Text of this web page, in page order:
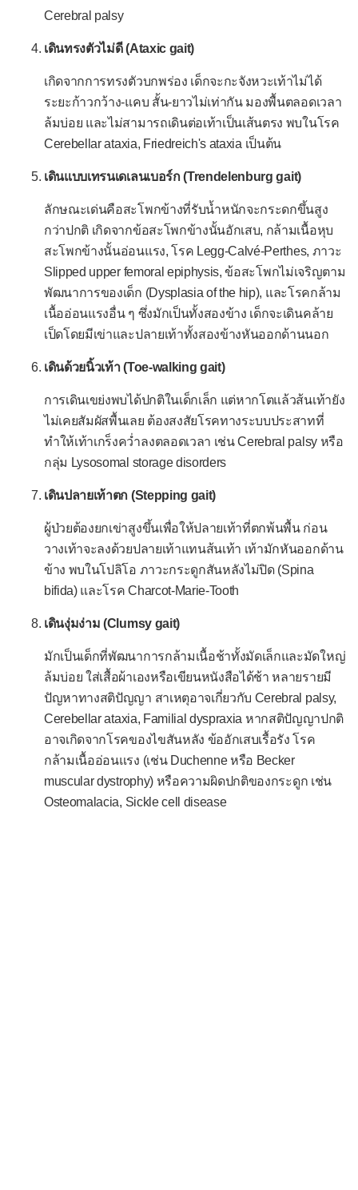
อวัยวะเพศกำกวม
ไอมากในทารก
-- เฉพาะบุรุษ --
เจ็บองคชาต
ถดถอยทางเพศ
นกเขาไม่ขัน
หลั่งช้า/ไม่หลั่ง
หลั่งเร็ว
หลั่งแห้ง
-- เฉพาะสตรี --
ตกขาวผิดปกติ
บกพร่องทางเพศ
ปัญหารอบเดือน
รอบเดือนแรกไม่มา
รอบเดือนขาดหายไป
รอบเดือนไม่สม่ำเสมอ
กลุ่มอาการวัยทอง
เลือดออกหลังวัยหมดระดู
ภาวะแทรกซ้อนของการตั้งครรภ์
ตกเลือดระหว่างตั้งครรภ์
ตกเลือดหลังคลอด
น้ำเดินก่อนกำหนดคลอด
Cerebral palsy
เดินทรงตัวไม่ดี (Ataxic gait)
เกิดจากการทรงตัวบกพร่อง เด็กจะกะจังหวะเท้าไม่ได้
ระยะก้าวกว้าง-แคบ สั้น-ยาวไม่เท่ากัน มองพื้นตลอดเวลา
ล้มบ่อย และไม่สามารถเดินต่อเท้าเป็นเส้นตรง พบในโรค
Cerebellar ataxia, Friedreich's ataxia เป็นต้น
เดินแบบเทรนเดเลนเบอร์ก (Trendelenburg gait)
ลักษณะเด่นคือสะโพกข้างที่รับน้ำหนักจะกระดกขึ้นสูง
กว่าปกติ เกิดจากข้อสะโพกข้างนั้นอักเสบ, กล้ามเนื้อหุบ
สะโพกข้างนั้นอ่อนแรง, โรค Legg-Calvé-Perthes, ภาวะ
Slipped upper femoral epiphysis, ข้อสะโพกไม่เจริญตาม
พัฒนาการของเด็ก (Dysplasia of the hip), และโรคกล้าม
เนื้ออ่อนแรงอื่น ๆ ซึ่งมักเป็นทั้งสองข้าง เด็กจะเดินคล้าย
เป็ดโดยมีเข่าและปลายเท้าทั้งสองข้างหันออกด้านนอก
เดินด้วยนิ้วเท้า (Toe-walking gait)
การเดินเขย่งพบได้ปกติในเด็กเล็ก แต่หากโตแล้วส้นเท้ายัง
ไม่เคยสัมผัสพื้นเลย ต้องสงสัยโรคทางระบบประสาทที่
ทำให้เท้าเกร็งคว่ำลงตลอดเวลา เช่น Cerebral palsy หรือ
กลุ่ม Lysosomal storage disorders
เดินปลายเท้าตก (Stepping gait)
ผู้ป่วยต้องยกเข่าสูงขึ้นเพื่อให้ปลายเท้าที่ตกพ้นพื้น ก่อน
วางเท้าจะลงด้วยปลายเท้าแทนส้นเท้า เท้ามักหันออกด้าน
ข้าง พบในโปลิโอ ภาวะกระดูกสันหลังไม่ปิด (Spina
bifida) และโรค Charcot-Marie-Tooth
เดินงุ่มง่าม (Clumsy gait)
มักเป็นเด็กที่พัฒนาการกล้ามเนื้อช้าทั้งมัดเล็กและมัดใหญ่
ล้มบ่อย ใส่เสื้อผ้าเองหรือเขียนหนังสือได้ช้า หลายรายมี
ปัญหาทางสติปัญญา สาเหตุอาจเกี่ยวกับ Cerebral palsy,
Cerebellar ataxia, Familial dyspraxia หากสติปัญญาปกติ
อาจเกิดจากโรคของไขสันหลัง ข้ออักเสบเรื้อรัง โรค
กล้ามเนื้ออ่อนแรง (เช่น Duchenne หรือ Becker
muscular dystrophy) หรือความผิดปกติของกระดูก เช่น
Osteomalacia, Sickle cell disease